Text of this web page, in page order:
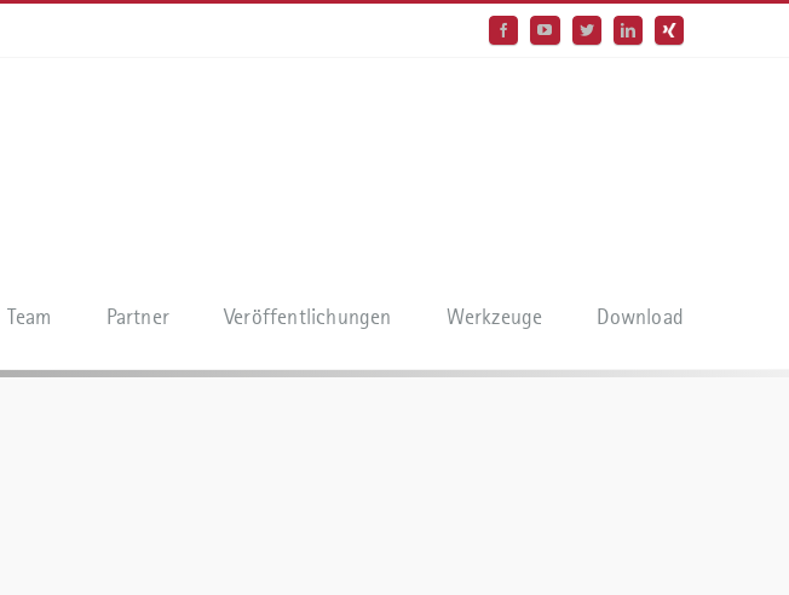
Team Partner Veröffentlichungen Werkzeuge Download